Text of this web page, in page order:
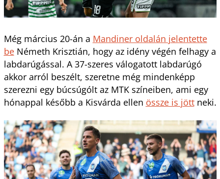
Még március 20-án a Mandiner oldalán jelentette
beNémeth Krisztián, hogy az idény végén felhagy a
labdarúgással. A 37-szeres válogatott labdarúgó
akkor arról beszélt, szeretne még mindenképp
szerezni egy búcsúgólt az MTK színeiben, ami egy
hónappal később a Kisvárda ellen össze is jöttneki.